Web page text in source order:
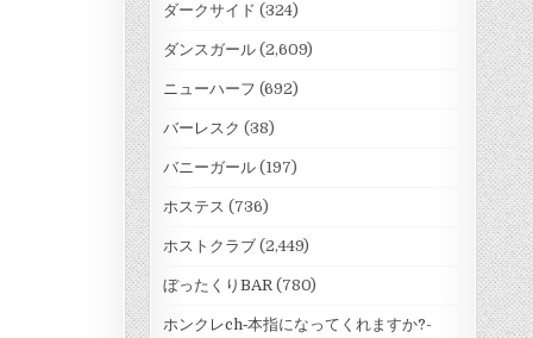
ダークサイド (324)
ダンスガール(2,609)
ニューハーフ (692)
バーレスク (38)
バニーガール(197)
ホステス (736)
ホストクラブ(2,449)
ぼったくりBAR(780)
ホンクレch‐本指になってくれますか?-